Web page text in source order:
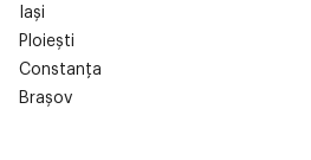
Iași
Ploiești
Constanța
Brașov